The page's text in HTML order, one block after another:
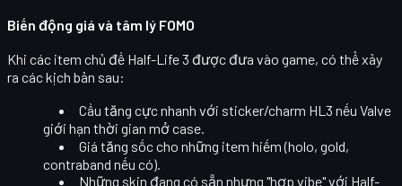
Biến động giá và tâm lý FOMO
Khi các item chủ đề Half-Life 3 được đưa vào game, có thể xảy
ra các kịch bản sau:
Cầu tăng cực nhanh với sticker/charm HL3 nếu Valve
giới hạn thời gian mở case.
Giá tăng sốccho những item hiếm (holo, gold,
contraband nếu có).
Những skin đang có sẵn nhưng "hợp vibe" với Half-